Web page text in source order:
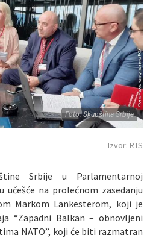
Foto: Skupština Srbije
Izvor: RTS
Srbije u Parlamentarnoj
učešće na prolećnom zasedanju
Markom Lankesterom, koji je
“Zapadni Balkan – obnovljeni
NATO”, koji će biti razmatran